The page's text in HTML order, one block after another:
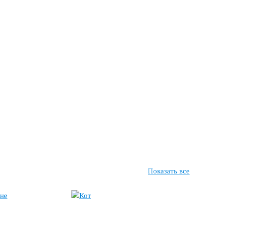
Показать все